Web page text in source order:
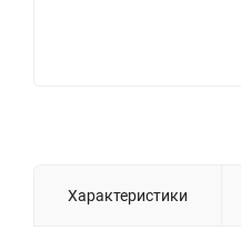
Характеристики